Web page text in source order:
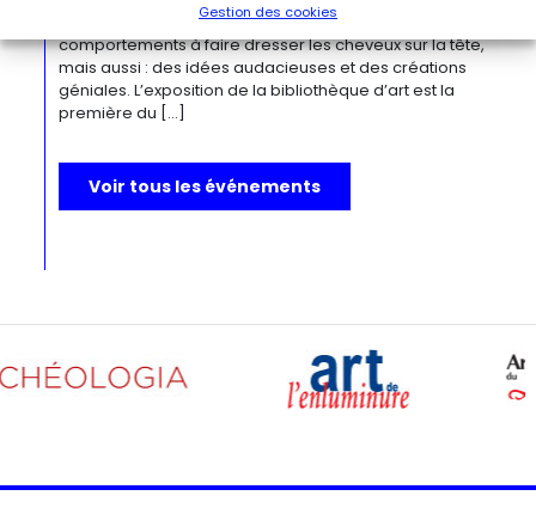
Gestion des cookies
d’exception, des rêves, des monstruosités, des
comportements à faire dresser les cheveux sur la tête,
mais aussi : des idées audacieuses et des créations
géniales. L’exposition de la bibliothèque d’art est la
première du […]
Voir tous les événements